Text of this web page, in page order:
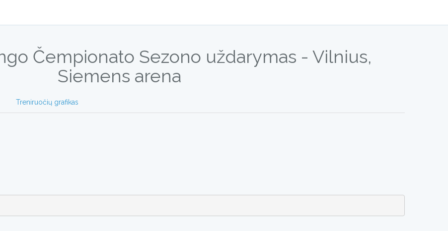
Čempionato Sezono uždarymas - Vilnius,
Siemens arena
Treniruočių grafikas